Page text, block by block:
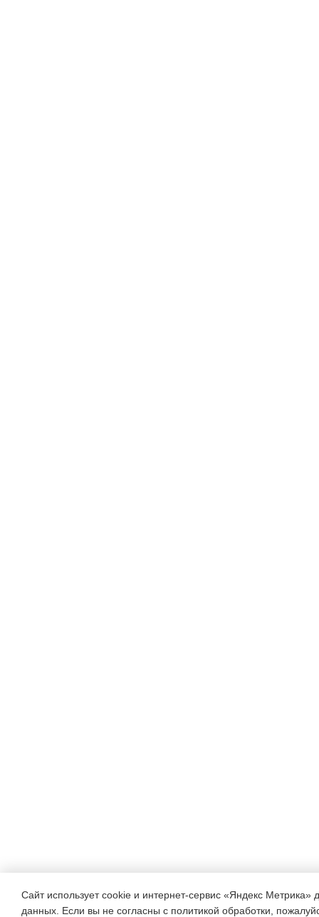
Сайт использует cookie и интернет-сервис «Яндекс Метрика»
данных. Если вы не согласны с политикой обработки,